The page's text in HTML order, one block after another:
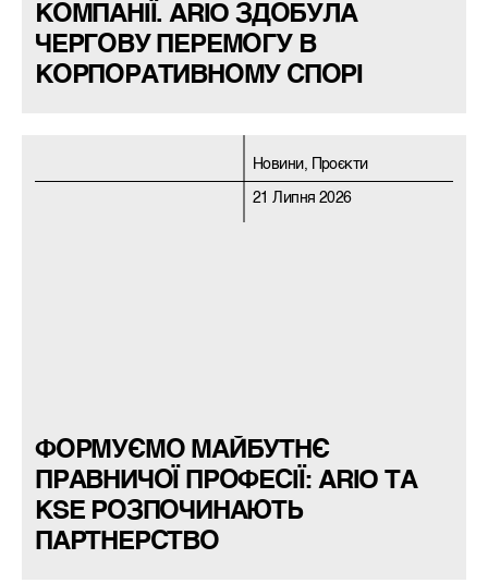
КОМПАНІЇ. ARIO ЗДОБУЛА
ЧЕРГОВУ ПЕРЕМОГУ В
КОРПОРАТИВНОМУ СПОРІ
Новини, Проєкти
21 Липня 2026
ФОРМУЄМО МАЙБУТНЄ
ПРАВНИЧОЇ ПРОФЕСІЇ: ARIO ТА
KSE РОЗПОЧИНАЮТЬ
ПАРТНЕРСТВО